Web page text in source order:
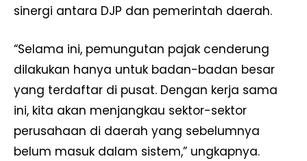
sinergi antara DJP dan pemerintah daerah.
“Selama ini, pemungutan pajak cenderung
dilakukan hanya untuk badan-badan besar
yang terdaftar di pusat. Dengan kerja sama
ini, kita akan menjangkau sektor-sektor
perusahaan di daerah yang sebelumnya
belum masuk dalam sistem,” ungkapnya.